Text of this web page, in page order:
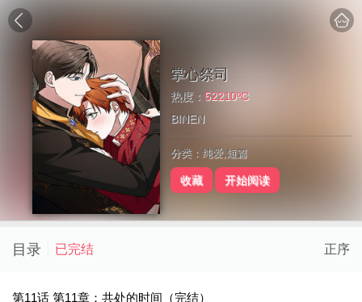
掌心祭司
热度： 52210ºC
BINEN
分类：纯爱,短篇
收藏 开始阅读
目录 已完结 正序
第11话 第11章：共处的时间（完结）